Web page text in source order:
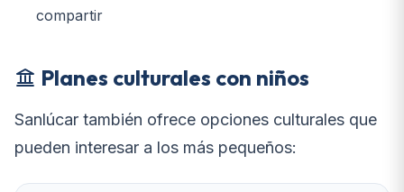
compartir
Planes culturales con niños
Sanlúcar también ofrece opciones culturales que
pueden interesar a los más pequeños: